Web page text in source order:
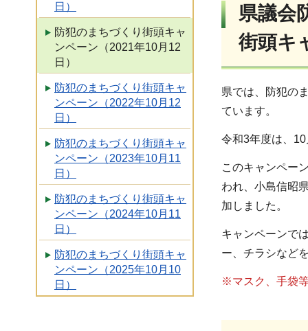
日）
防犯のまちづくり街頭キャ
ンペーン（2021年10月12
日）
防犯のまちづくり街頭キャ
ンペーン（2022年10月12
日）
防犯のまちづくり街頭キャ
ンペーン（2023年10月11
日）
防犯のまちづくり街頭キャ
ンペーン（2024年10月11
日）
防犯のまちづくり街頭キャ
ンペーン（2025年10月10
日）
県議会
街頭キ
県では、防犯の
ています。
令和3年度は、
このキャンペー
われ、小島信昭
加しました。
キャンペーンで
ー、チラシなど
※マスク、手袋